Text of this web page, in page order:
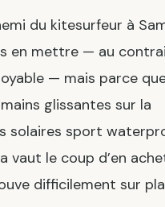
du kitesurfeur à
en mettre — au
— mais parce
glissantes sur la
solaires sport
vaut le coup d’en
difficilement sur